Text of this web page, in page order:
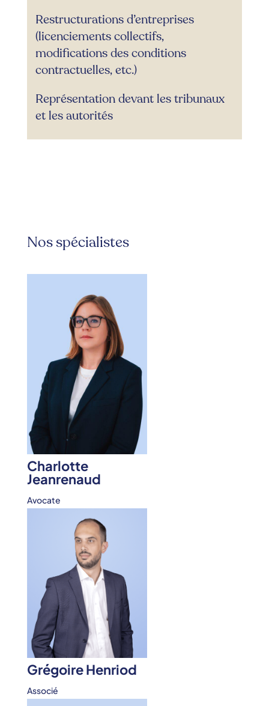
Restructurations d’entreprises
(licenciements collectifs,
modifications des conditions
contractuelles, etc.)
Représentation devant les tribunaux
et les autorités
Nos spécialistes
Charlotte
Jeanrenaud
Avocate
Grégoire Henriod
Associé